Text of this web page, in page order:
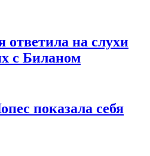
на слухи
с Биланом
показала себя